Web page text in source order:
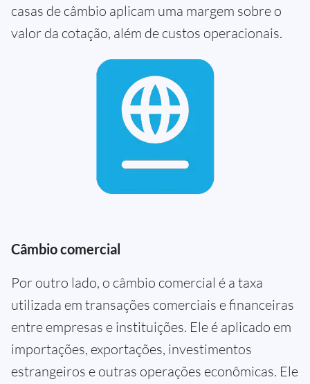
casas de câmbio aplicam uma margem sobre o
valor da cotação, além de custos operacionais.
Câmbio comercial
Por outro lado, o câmbio comercial é a taxa
utilizada em transações comerciais e financeiras
entre empresas e instituições. Ele é aplicado em
importações, exportações, investimentos
estrangeiros e outras operações econômicas. Ele